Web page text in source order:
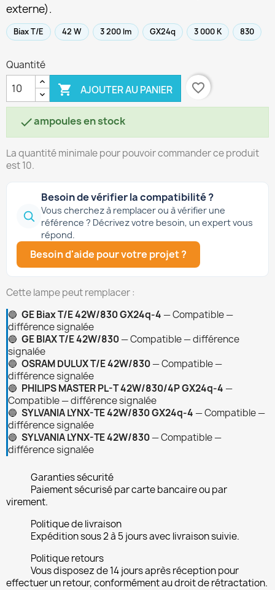
externe).
Biax T/E 42 W 3 200 lm GX24q 3 000 K 830
Quantité
 AJOUTER AU PANIER favorite_border
ampoules en stock
La quantité minimale pour pouvoir commander ce produit
est 10.
Besoin de vérifier la compatibilité ?
Vous cherchez à remplacer ou à vérifier une
référence ? Décrivez votre besoin, un expert vous
répond.
Besoin d'aide pour votre projet ?
Cette lampe peut remplacer :
🔵 GE Biax T/E 42W/830 GX24q-4 — Compatible —
différence signalée
🔵 GE BIAX T/E 42W/830— Compatible — différence
signalée
🔵 OSRAM DULUX T/E 42W/830— Compatible —
différence signalée
🔵 PHILIPS MASTER PL-T 42W/830/4P GX24q-4 —
Compatible — différence signalée
🔵 SYLVANIA LYNX-TE 42W/830 GX24q-4 — Compatible —
différence signalée
🔵 SYLVANIA LYNX-TE 42W/830— Compatible —
différence signalée
Garanties sécurité
Paiement sécurisé par carte bancaire ou par
virement.
Politique de livraison
Expédition sous 2 à 5 jours avec livraison suivie.
Politique retours
Vous disposez de 14 jours après réception pour
effectuer un retour, conformément au droit de rétractation.